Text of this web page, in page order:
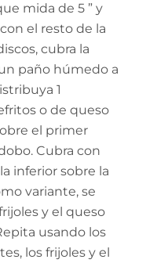
mida de 5 ” y
el resto de la
cubra la
paño húmedo a
1
o de queso
el primer
Cubra con
inferior sobre la
variante, se
y el queso
usando los
los frijoles y el